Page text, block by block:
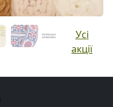
Усі
акції